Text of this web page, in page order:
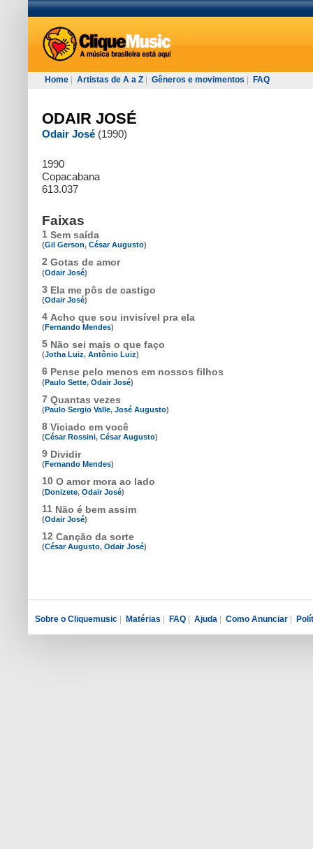
Home Artistas de A a Z Gêneros e movimentos FAQ
ODAIR JOSÉ
Odair José (1990)
1990
Copacabana
613.037
Faixas
1 Sem saída
(Gil Gerson, César Augusto)
2 Gotas de amor
(Odair José)
3 Ela me pôs de castigo
(Odair José)
4 Acho que sou invisível pra ela
(Fernando Mendes)
5 Não sei mais o que faço
(Jotha Luiz, Antônio Luiz)
6 Pense pelo menos em nossos filhos
(Paulo Sette, Odair José)
7 Quantas vezes
(Paulo Sergio Valle, José Augusto)
8 Viciado em você
(César Rossini, César Augusto)
9 Dividir
(Fernando Mendes)
10 O amor mora ao lado
(Donizete, Odair José)
11 Não é bem assim
(Odair José)
12 Canção da sorte
(César Augusto, Odair José)
Sobre o Cliquemusic Matérias FAQ Ajuda Como Anunciar